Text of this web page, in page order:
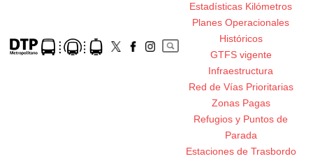
Estadísticas Kilómetros
Planes Operacionales
Históricos
GTFS vigente
Infraestructura
Red de Vías Prioritarias
Zonas Pagas
Refugios y Puntos de
Parada
Estaciones de Trasbordo